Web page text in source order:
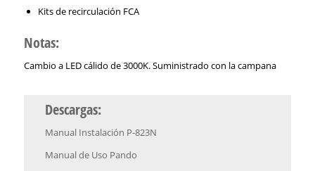
Kits de recirculación FCA
Notas:
Cambio a LED cálido de 3000K. Suministrado con la campana
Descargas:
Manual Instalación P-823N
Manual de Uso Pando